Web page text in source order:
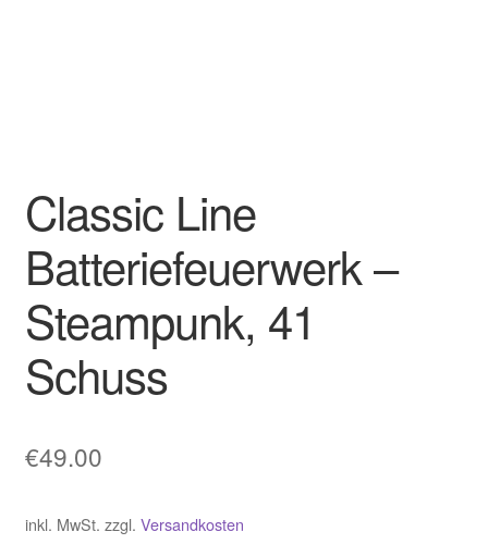
Classic Line
Batteriefeuerwerk –
Steampunk, 41
Schuss
€49.00
inkl. MwSt. zzgl. Versandkosten